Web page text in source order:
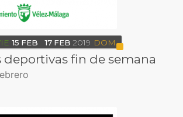
15 FEB 17 FEB 2019 DOM
fin de semana